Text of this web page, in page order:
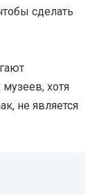
сделать
хотя
не является